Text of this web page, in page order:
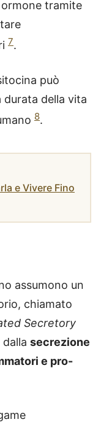
tramite
7.
può
durata della vita
8.
e Vivere Fino
assumono un
chiamato
Secretory
secrezione
e pro-